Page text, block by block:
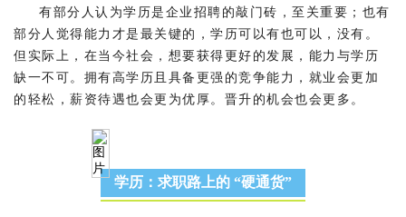
有部分人认为学历是企业招聘的敲门砖，至关重要；也有
部分人觉得能力才是最关键的，学历可以有也可以，没有。
但实际上，在当今社会，想要获得更好的发展，能力与学历
缺一不可。拥有高学历且具备更强的竞争能力，就业会更加
的轻松，薪资待遇也会更为优厚。晋升的机会也会更多。
学历：求职路上的 “硬通货”